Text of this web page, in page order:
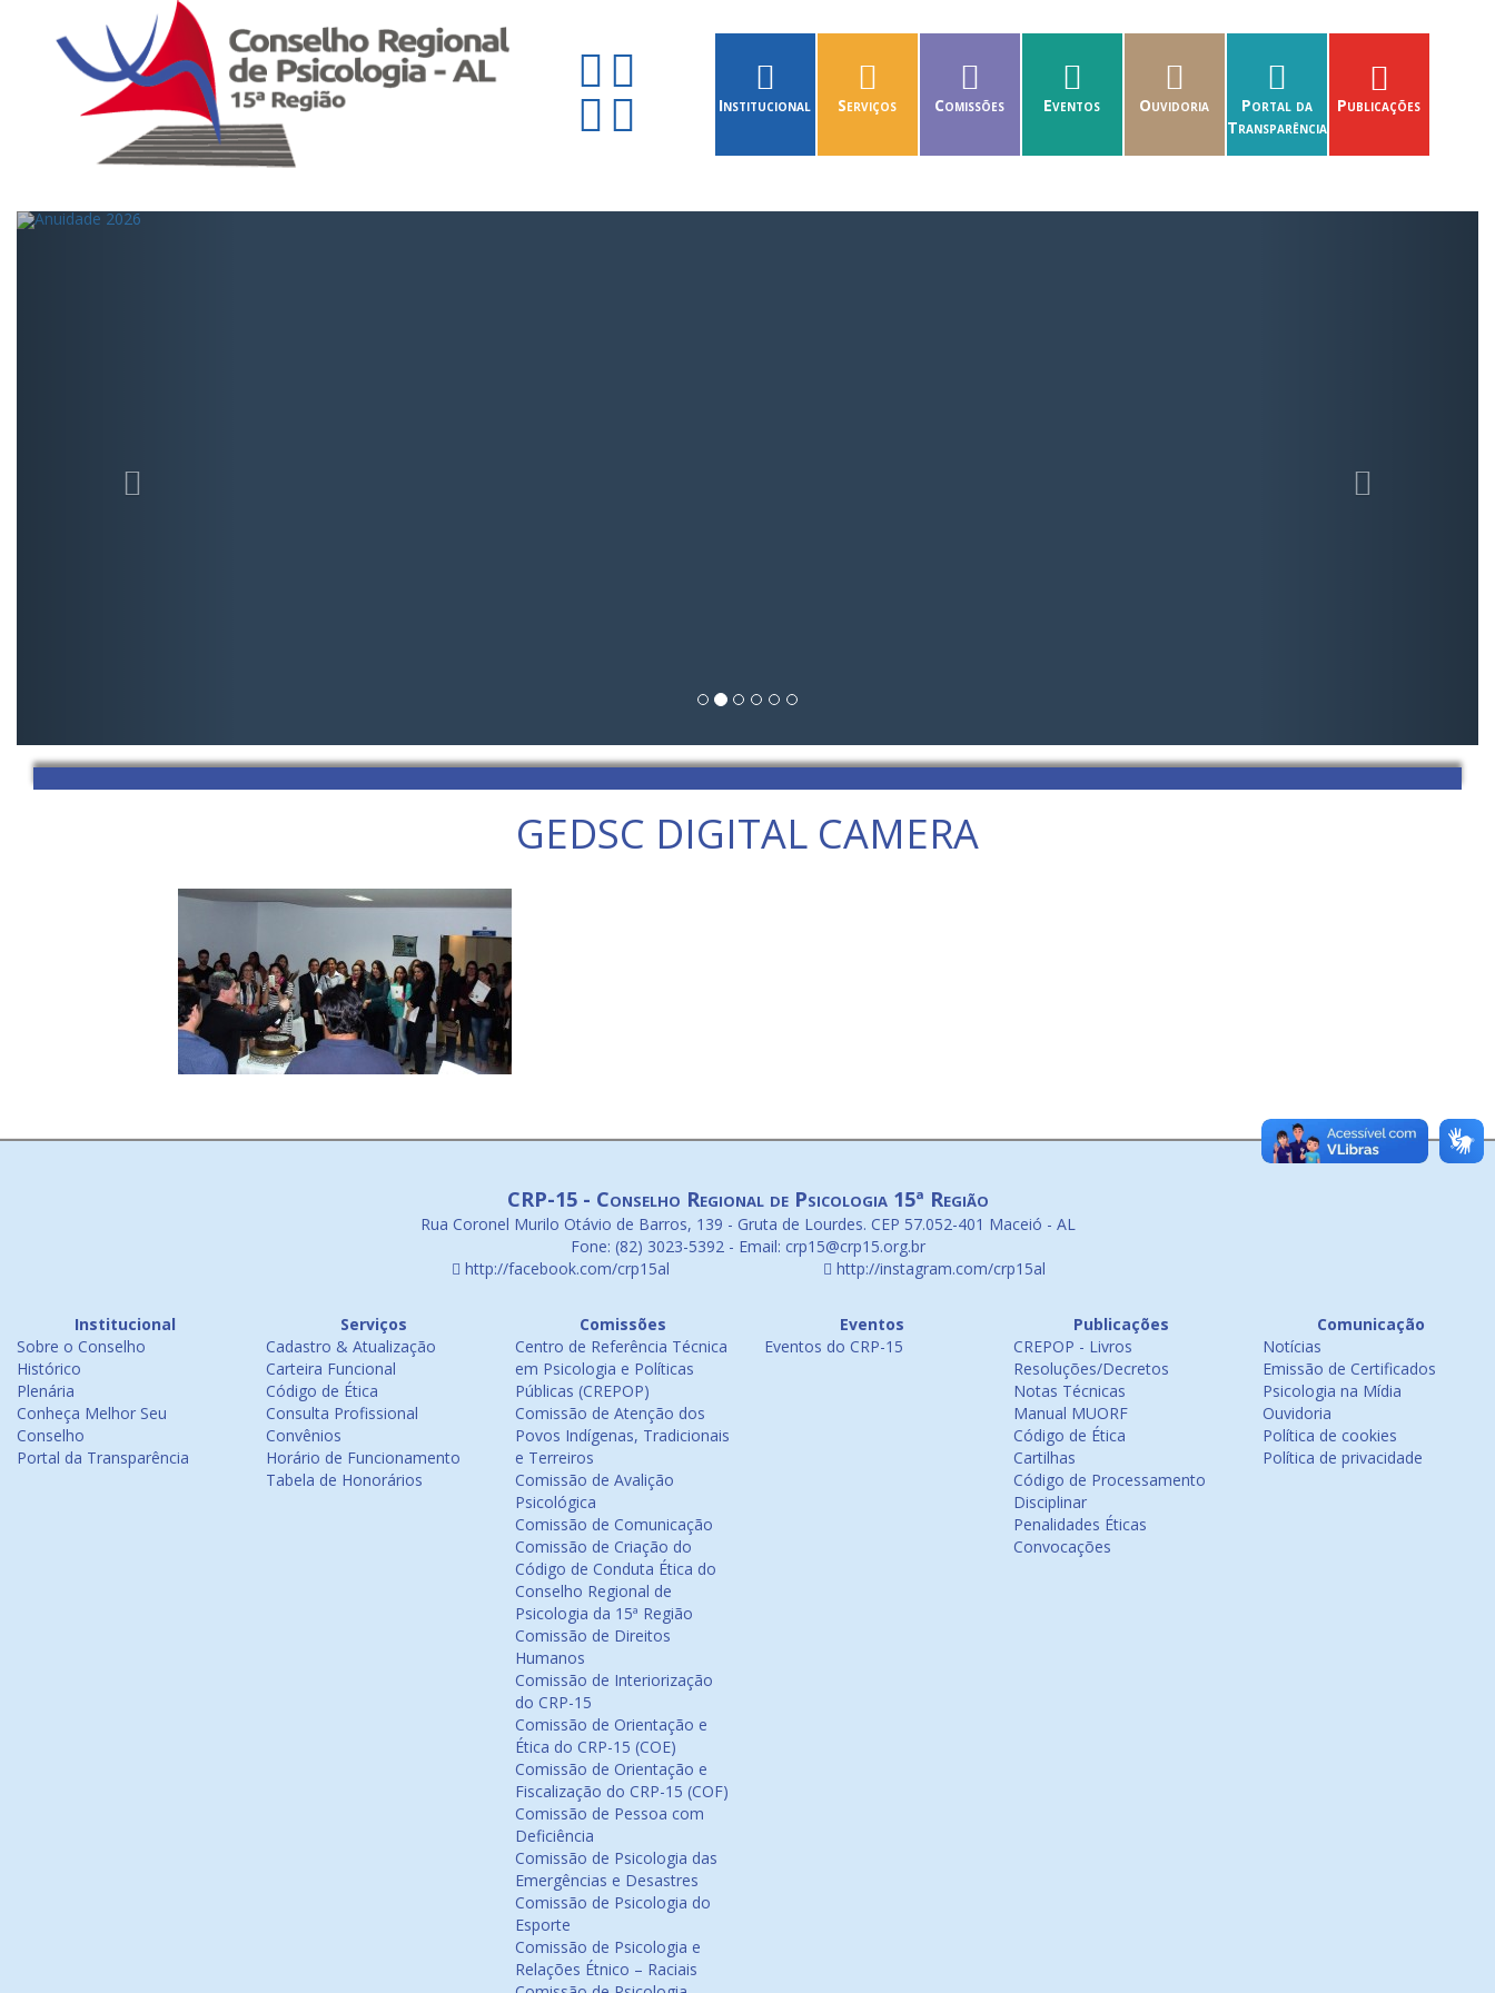
Institucional Serviços Comissões Eventos Ouvidoria
Portal da
Transparência
Publicações
GEDSC DIGITAL CAMERA
CRP-15 - Conselho Regional de Psicologia 15ª Região
Rua Coronel Murilo Otávio de Barros, 139 - Gruta de Lourdes. CEP 57.052-401 Maceió - AL
Fone: (82) 3023-5392 - Email: crp15@crp15.org.br
http://facebook.com/crp15al
http://instagram.com/crp15al
Institucional
Sobre o Conselho
Histórico
Plenária
Conheça Melhor Seu
Conselho
Portal da Transparência
Serviços
Cadastro & Atualização
Carteira Funcional
Código de Ética
Consulta Profissional
Convênios
Horário de Funcionamento
Tabela de Honorários
Comissões
Centro de Referência Técnica
em Psicologia e Políticas
Públicas (CREPOP)
Comissão de Atenção dos
Povos Indígenas, Tradicionais
e Terreiros
Comissão de Avalição
Psicológica
Comissão de Comunicação
Comissão de Criação do
Código de Conduta Ética do
Conselho Regional de
Psicologia da 15ª Região
Comissão de Direitos
Humanos
Comissão de Interiorização
do CRP-15
Comissão de Orientação e
Ética do CRP-15 (COE)
Comissão de Orientação e
Fiscalização do CRP-15 (COF)
Comissão de Pessoa com
Deficiência
Comissão de Psicologia das
Emergências e Desastres
Comissão de Psicologia do
Esporte
Comissão de Psicologia e
Relações Étnico – Raciais
Eventos
Eventos do CRP-15
Publicações
CREPOP - Livros
Resoluções/Decretos
Notas Técnicas
Manual MUORF
Código de Ética
Cartilhas
Código de Processamento
Disciplinar
Penalidades Éticas
Convocações
Comunicação
Notícias
Emissão de Certificados
Psicologia na Mídia
Ouvidoria
Política de cookies
Política de privacidade